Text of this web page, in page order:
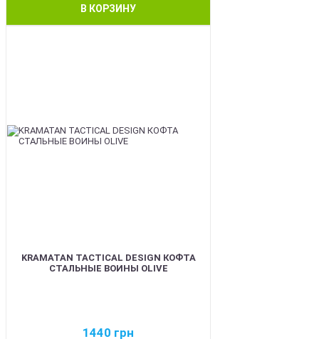
В КОРЗИНУ
KRAMATAN TACTICAL DESIGN КОФТА
СТАЛЬНЫЕ ВОИНЫ OLIVE
1440 грн